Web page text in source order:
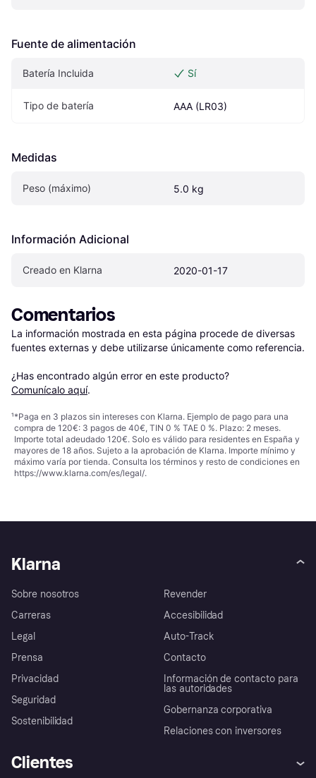
Fuente de alimentación
Batería Incluida Sí
Tipo de batería AAA (LR03)
Medidas
Peso (máximo) 5.0 kg
Información Adicional
Creado en Klarna 2020-01-17
Comentarios
La información mostrada en esta página procede de diversas
fuentes externas y debe utilizarse únicamente como referencia.
¿Has encontrado algún error en este producto?
Comunícalo aquí.
¹*Paga en 3 plazos sin intereses con Klarna. Ejemplo de pago para una
compra de 120€: 3 pagos de 40€, TIN 0 % TAE 0 %. Plazo: 2 meses.
Importe total adeudado 120€. Solo es válido para residentes en España y
mayores de 18 años. Sujeto a la aprobación de Klarna. Importe mínimo y
máximo varía por tienda. Consulta los términos y resto de condiciones en
https://www.klarna.com/es/legal/.
Klarna
Sobre nosotros
Carreras
Legal
Prensa
Privacidad
Seguridad
Sostenibilidad
Revender
Accesibilidad
Auto-Track
Contacto
Información de contacto para
las autoridades
Gobernanza corporativa
Relaciones con inversores
Clientes